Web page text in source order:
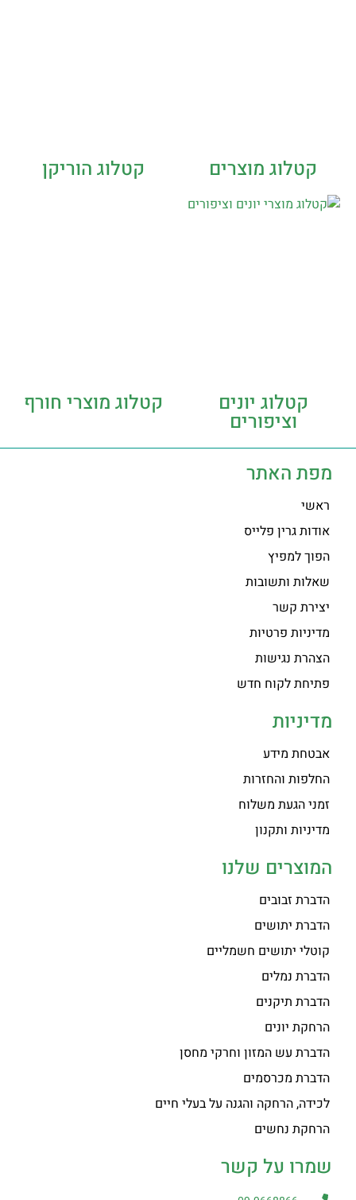
קטלוג מוצרים קטלוג הוריקן
קטלוג יונים
וציפורים
קטלוג מוצרי חורף
מפת האתר
ראשי
אודות גרין פלייס
הפוך למפיץ
שאלות ותשובות
יצירת קשר
מדיניות פרטיות
הצהרת נגישות
פתיחת לקוח חדש
מדיניות
אבטחת מידע
החלפות והחזרות
זמני הגעת משלוח
מדיניות ותקנון
המוצרים שלנו
הדברת זבובים
הדברת יתושים
קוטלי יתושים חשמליים
הדברת נמלים
הדברת תיקנים
הרחקת יונים
הדברת עש המזון וחרקי מחסן
הדברת מכרסמים
לכידה, הרחקה והגנה על בעלי חיים
הרחקת נחשים
שמרו על קשר